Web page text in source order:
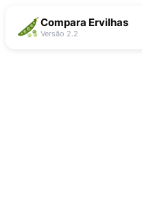
Compara Ervilhas
Versão 2.2